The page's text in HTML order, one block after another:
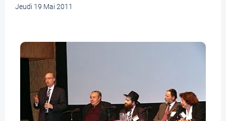
Jeudi 19 Mai 2011